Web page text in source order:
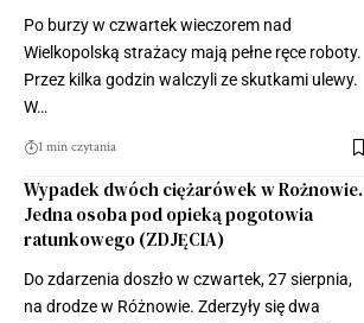
Po burzy w czwartek wieczorem nad
Wielkopolską strażacy mają pełne ręce roboty.
Przez kilka godzin walczyli ze skutkami ulewy.
W…
1 min czytania
Wypadek dwóch ciężarówek w Rożnowie.
Jedna osoba pod opieką pogotowia
ratunkowego (ZDJĘCIA)
Do zdarzenia doszło w czwartek, 27 sierpnia,
na drodze w Różnowie. Zderzyły się dwa